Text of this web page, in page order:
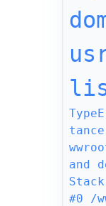
and
#0 /